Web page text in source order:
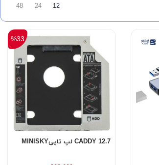
12
24
48
CADDY 12.7 لپ تاپیMINISKY
%33